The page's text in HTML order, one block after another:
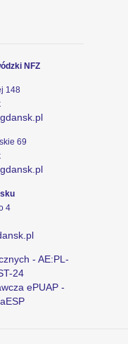
NFZ
148
69
4
- AE:PL-
24
ePUAP -